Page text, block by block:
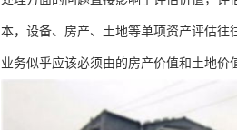
本，设备、房产、土地等单项资产评估
业务似乎应该必须由的房产价值和土地价